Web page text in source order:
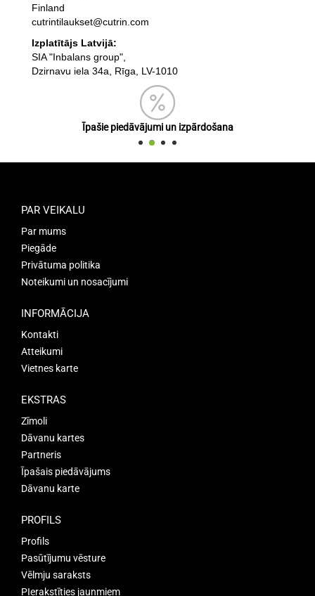
Finland
cutrintilaukset@cutrin.com
Izplatītājs Latvijā:
SIA "Inbalans group",
Dzirnavu iela 34a, Rīga, LV-1010
Īpašie piedāvājumi un izpārdošana
PAR VEIKALU
Par mums
Piegāde
Privātuma politika
Noteikumi un nosacījumi
INFORMĀCIJA
Kontakti
Atteikumi
Vietnes karte
EKSTRAS
Zīmoli
Dāvanu kartes
Partneris
Īpašais piedāvājums
Dāvanu karte
PROFILS
Profils
Pasūtījumu vēsture
Vēlmju saraksts
PIerakstīties jaunmiem